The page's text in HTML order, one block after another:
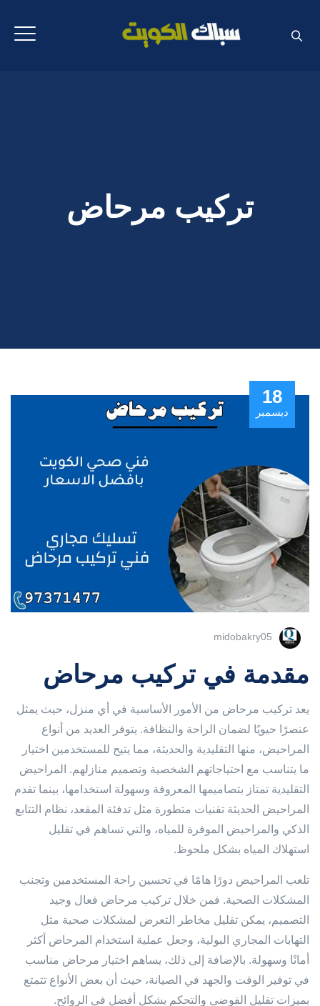
تركيب مرحاض
18
ديسمبر
midobakry05
مقدمة في تركيب مرحاض
يعد تركيب مرحاض من الأمور الأساسية في أي منزل، حيث يمثل
عنصرًا حيويًا لضمان الراحة والنظافة. يتوفر العديد من أنواع
المراحيض، منها التقليدية والحديثة، مما يتيح للمستخدمين اختيار
ما يتناسب مع احتياجاتهم الشخصية وتصميم منازلهم. المراحيض
التقليدية تمتاز بتصاميمها المعروفة وسهولة استخدامها، بينما تقدم
المراحيض الحديثة تقنيات متطورة مثل تدفئة المقعد، نظام التتابع
الذكي والمراحيض الموفرة للمياه، والتي تساهم في تقليل
استهلاك المياه بشكل ملحوظ.
تلعب المراحيض دورًا هامًا في تحسين راحة المستخدمين وتجنب
المشكلات الصحية. فمن خلال تركيب مرحاض فعال وجيد
التصميم، يمكن تقليل مخاطر التعرض لمشكلات صحية مثل
التهابات المجاري البولية، وجعل عملية استخدام المرحاض أكثر
أمانًا وسهولة. بالإضافة إلى ذلك، يساهم اختيار مرحاض مناسب
في توفير الوقت والجهد في الصيانة، حيث أن بعض الأنواع تتمتع
بميزات تقليل الفوضى والتحكم بشكل أفضل في الروائح.